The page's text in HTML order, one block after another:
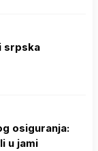
srpska
osiguranja:
u jami